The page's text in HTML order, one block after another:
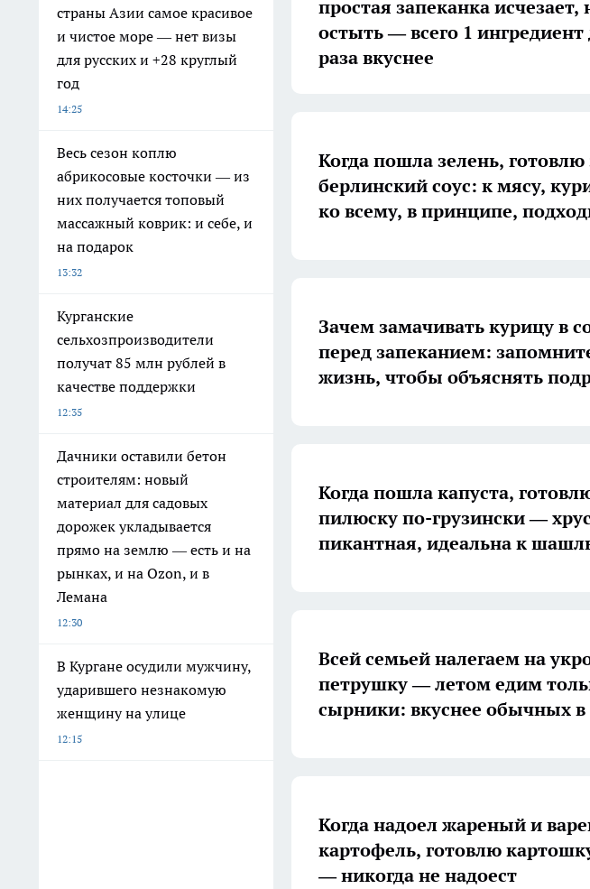
страны Азии самое красивое
и чистое море — нет визы
для русских и +28 круглый
год
14:25
Весь сезон коплю
абрикосовые косточки — из
них получается топовый
массажный коврик: и себе, и
на подарок
13:32
Курганские
сельхозпроизводители
получат 85 млн рублей в
качестве поддержки
12:35
Дачники оставили бетон
строителям: новый
материал для садовых
дорожек укладывается
прямо на землю — есть и на
рынках, и на Ozon, и в
Лемана
12:30
В Кургане осудили мужчину,
ударившего незнакомую
женщину на улице
12:15
простая запеканка исчезает,
остыть — всего 1 ингредиент
раза вкуснее
Когда пошла зелень,
берлинский соус: к мясу,
ко всему, в принципе,
Зачем замачивать курицу в
перед запеканием:
жизнь, чтобы объяснять
Когда пошла капуста,
пилюску по-грузински —
пикантная, идеальна к
Всей семьей налегаем на
петрушку — летом едим
сырники: вкуснее обычных в
Когда надоел жареный и
картофель, готовлю
— никогда не надоест